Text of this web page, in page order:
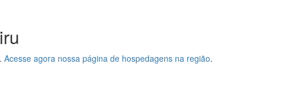
Acesse agora nossa página de hospedagens na região.